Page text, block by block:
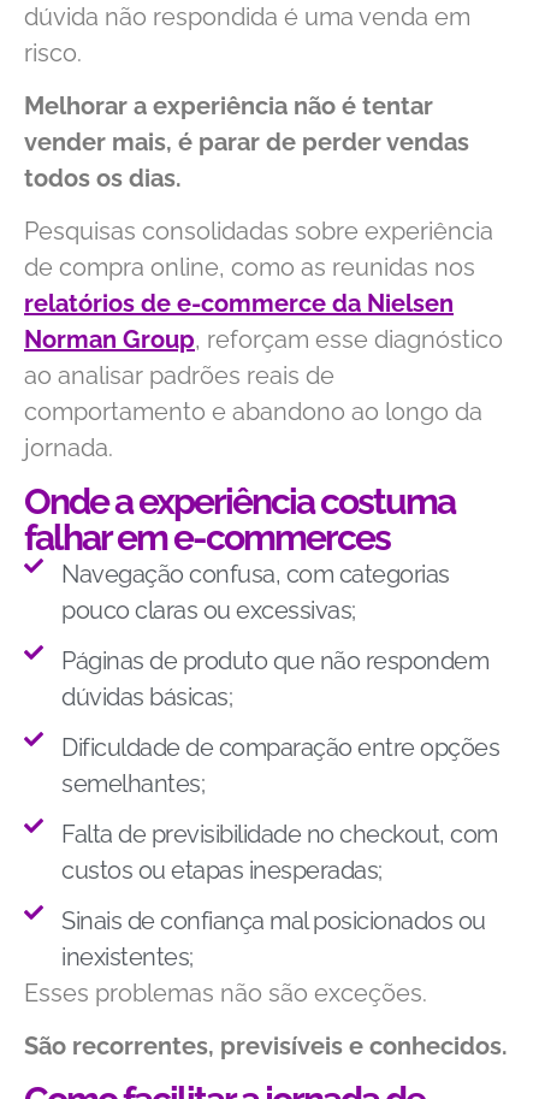
dúvida não respondida é uma venda em
risco.
Melhorar a experiência não é tentar
vender mais, é parar de perder vendas
todos os dias.
Pesquisas consolidadas sobre experiência
de compra online, como as reunidas nos
relatórios de e-commerce da Nielsen
Norman Group, reforçam esse diagnóstico
ao analisar padrões reais de
comportamento e abandono ao longo da
jornada.
Onde a experiência costuma
falhar em e-commerces
Navegação confusa, com categorias
pouco claras ou excessivas;
Páginas de produto que não respondem
dúvidas básicas;
Dificuldade de comparação entre opções
semelhantes;
Falta de previsibilidade no checkout, com
custos ou etapas inesperadas;
Sinais de confiança mal posicionados ou
inexistentes;
Esses problemas não são exceções.
São recorrentes, previsíveis e conhecidos.